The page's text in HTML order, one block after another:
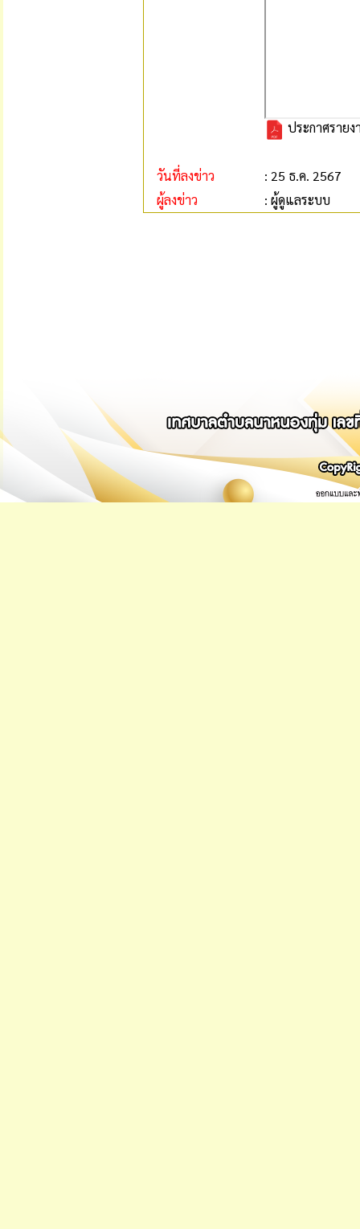
ประกาศราย
วันที่ลงข่าว
: 25 ธ.ค. 2567
ผู้ลงข่าว
: ผู้ดูแลระบบ